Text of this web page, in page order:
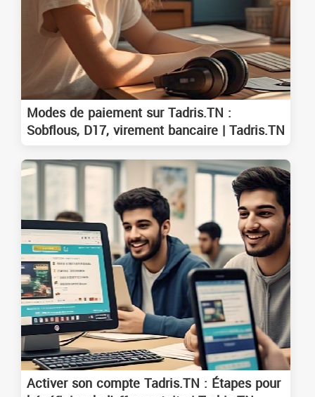
Modes de paiement sur Tadris.TN :
Sobflous, D17, virement bancaire | Tadris.TN
Activer son compte Tadris.TN : Étapes pour